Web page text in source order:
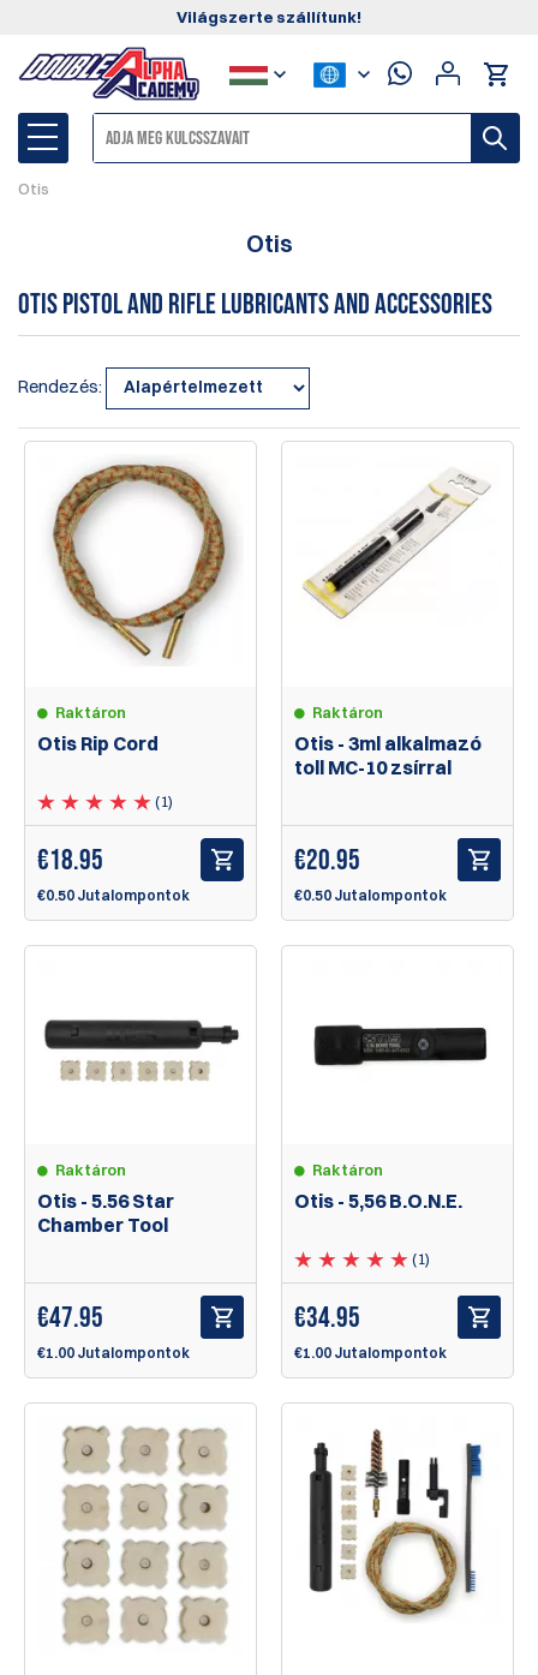
Világszerte szállítunk!
Otis
Otis
Otis pistol and rifle lubricants and accessories
Rendezés:
Raktáron
Otis Rip Cord
(1)
€18.95
€0.50 Jutalompontok
Raktáron
Otis - 3ml alkalmazó
toll MC-10 zsírral
€20.95
€0.50 Jutalompontok
Raktáron
Otis - 5.56 Star
Chamber Tool
€47.95
€1.00 Jutalompontok
Raktáron
Otis - 5,56 B.O.N.E.
(1)
€34.95
€1.00 Jutalompontok